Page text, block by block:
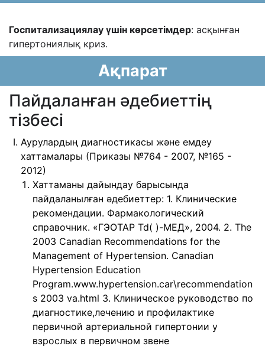
Госпитализациялау үшін көрсетімдер: асқынған
гипертониялық криз.
Ақпарат
Пайдаланған әдебиеттің
тізбесі
Аурулардың диагностикасы және емдеу
хаттамалары (Приказы №764 - 2007, №165 -
2012)
Хаттаманы дайындау барысында
пайдаланылған əдебиеттер: 1. Клинические
рекомендации. Фармакологический
справочник. «ГЭОТАР Td( )-МЕД», 2004. 2. Тhе
2003 Canadian Recommendations for the
Management of Hypertension. Canadian
Hypertension Education
Program.www.hypertension.car\recommendation
s 2003 va.html 3. Клиническое руководство по
диагностике,лечению и профилактике
первичной артериальной гипертонии у
взрослых в первичном звене